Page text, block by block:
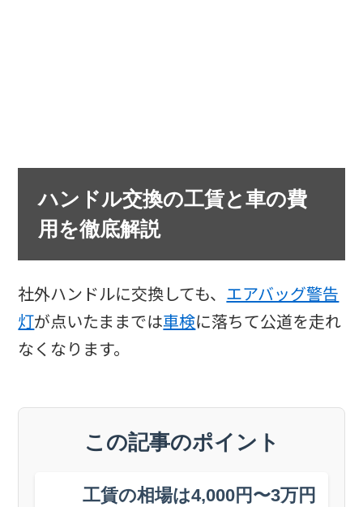
ハンドル交換の工賃と車の費
用を徹底解説
社外ハンドルに交換しても、 エアバッグ警告
灯が点いたままでは車検に落ちて公道を走れ
なくなります。
この記事のポイント
工賃の相場は4,000円〜3万円